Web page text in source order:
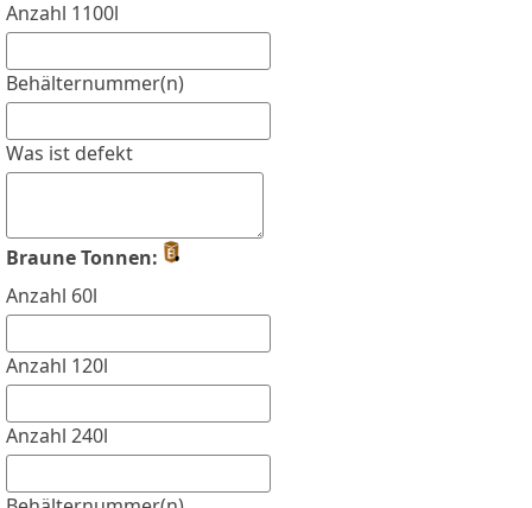
Anzahl 1100l
Behälternummer(n)
Was ist defekt
Braune Tonnen:
Anzahl 60l
Anzahl 120l
Anzahl 240l